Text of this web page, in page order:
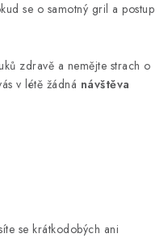
se o samotný gril a postup
zdravě a nemějte strach o
v létě žádná návštěva
se krátkodobých ani